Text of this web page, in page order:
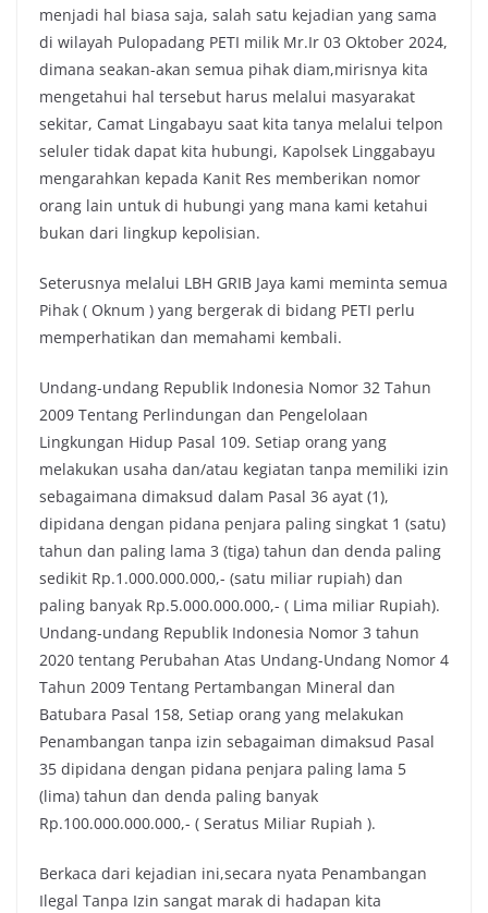
menjadi hal biasa saja, salah satu kejadian yang sama
di wilayah Pulopadang PETI milik Mr.Ir 03 Oktober 2024,
dimana seakan-akan semua pihak diam,mirisnya kita
mengetahui hal tersebut harus melalui masyarakat
sekitar, Camat Lingabayu saat kita tanya melalui telpon
seluler tidak dapat kita hubungi, Kapolsek Linggabayu
mengarahkan kepada Kanit Res memberikan nomor
orang lain untuk di hubungi yang mana kami ketahui
bukan dari lingkup kepolisian.
Seterusnya melalui LBH GRIB Jaya kami meminta semua
Pihak ( Oknum ) yang bergerak di bidang PETI perlu
memperhatikan dan memahami kembali.
Undang-undang Republik Indonesia Nomor 32 Tahun
2009 Tentang Perlindungan dan Pengelolaan
Lingkungan Hidup Pasal 109. Setiap orang yang
melakukan usaha dan/atau kegiatan tanpa memiliki izin
sebagaimana dimaksud dalam Pasal 36 ayat (1),
dipidana dengan pidana penjara paling singkat 1 (satu)
tahun dan paling lama 3 (tiga) tahun dan denda paling
sedikit Rp.1.000.000.000,- (satu miliar rupiah) dan
paling banyak Rp.5.000.000.000,- ( Lima miliar Rupiah).
Undang-undang Republik Indonesia Nomor 3 tahun
2020 tentang Perubahan Atas Undang-Undang Nomor 4
Tahun 2009 Tentang Pertambangan Mineral dan
Batubara Pasal 158, Setiap orang yang melakukan
Penambangan tanpa izin sebagaiman dimaksud Pasal
35 dipidana dengan pidana penjara paling lama 5
(lima) tahun dan denda paling banyak
Rp.100.000.000.000,- ( Seratus Miliar Rupiah ).
Berkaca dari kejadian ini,secara nyata Penambangan
Ilegal Tanpa Izin sangat marak di hadapan kita